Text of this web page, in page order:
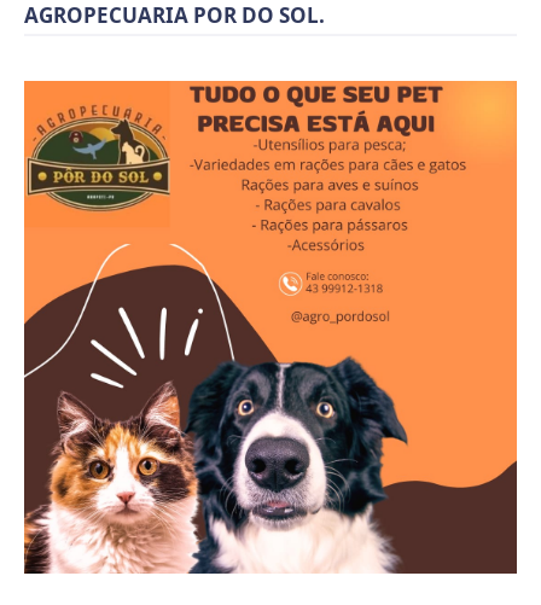
AGROPECUARIA POR DO SOL.